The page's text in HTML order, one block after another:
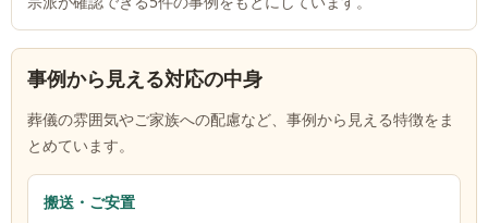
事例から見える対応の中身
葬儀の雰囲気やご家族への配慮など、事例から見える特徴をま
とめています。
搬送・ご安置